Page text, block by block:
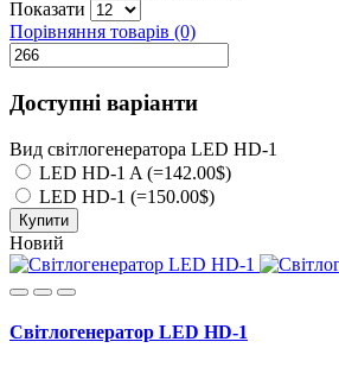
Показати
Порівняння товарів (0)
Доступні варіанти
Вид світлогенератора LED HD-1
LED HD-1 A (=142.00$)
LED HD-1 (=150.00$)
Купити
Новий
Світлогенератор LED HD-1